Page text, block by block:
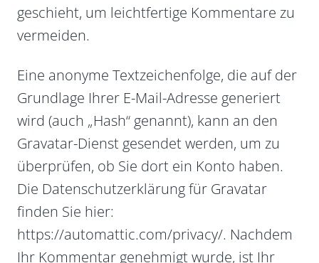
geschieht, um leichtfertige Kommentare zu
vermeiden.
Eine anonyme Textzeichenfolge, die auf der
Grundlage Ihrer E-Mail-Adresse generiert
wird (auch „Hash“ genannt), kann an den
Gravatar-Dienst gesendet werden, um zu
überprüfen, ob Sie dort ein Konto haben.
Die Datenschutzerklärung für Gravatar
finden Sie hier:
https://automattic.com/privacy/. Nachdem
Ihr Kommentar genehmigt wurde, ist Ihr